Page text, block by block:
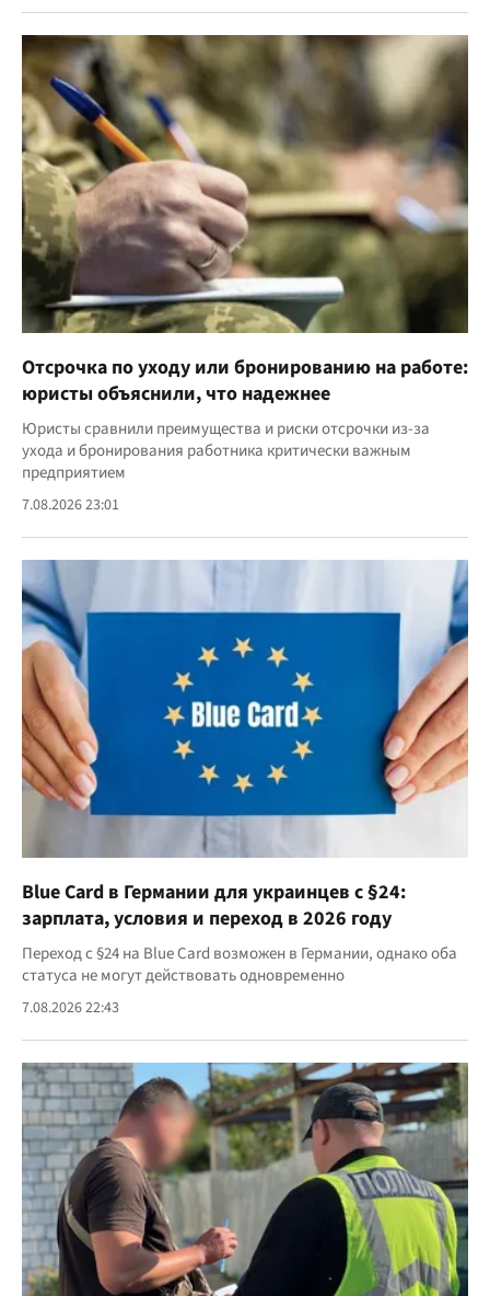
Отсрочка по уходу или бронированию на работе:
юристы объяснили, что надежнее
Юристы сравнили преимущества и риски отсрочки из-за
ухода и бронирования работника критически важным
предприятием
7.08.2026 23:01
Blue Card в Германии для украинцев с §24:
зарплата, условия и переход в 2026 году
Переход с §24 на Blue Card возможен в Германии, однако оба
статуса не могут действовать одновременно
7.08.2026 22:43